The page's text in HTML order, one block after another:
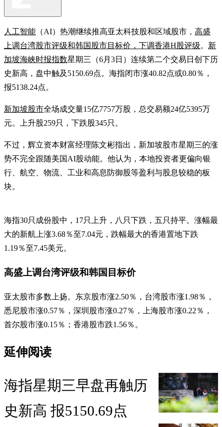
人工智能 （AI）热潮继续推高亚太科技股和区域股市， 高盛
上调台湾股市评级和韩国股市目标价，下调香港H股评级。 新
加坡海峡时报指数星期三（6月3日）连续第二个交易日创下历
史新高，盘中触及5150.69点。海指闭市涨40.82点或0.80％，
报5138.24点。
新加坡股市全场成交量15亿7757万股，总交易额24亿5395万
元。上升股259只，下跌股345只。
不过，辉立资本财富经理陈文彬指出，新加坡股市星期三的涨
势不完全跟随美国AI股动能。他认为，本地投资者更偏向银
行、航空、物流、工业和高息防御股等盈利与股息较稳的板
块。
海指30只成份股中，17只上升，八只下跌，五只持平。涨幅最
大的新航上涨3.68％至7.04元，跌幅最大的香港置地下跌
1.19％至7.45美元。
高盛上调台湾评级和韩国目标价
亚太股市多数上扬。东京股市涨2.50％，台湾股市涨1.98％，
悉尼股市涨0.57％，深圳股市涨0.27％，上海股市涨0.22％，
首尔股市涨0.15％；香港股市跌1.56％。
延伸阅读
海指星期三早盘再触历
史新高 报5150.69点